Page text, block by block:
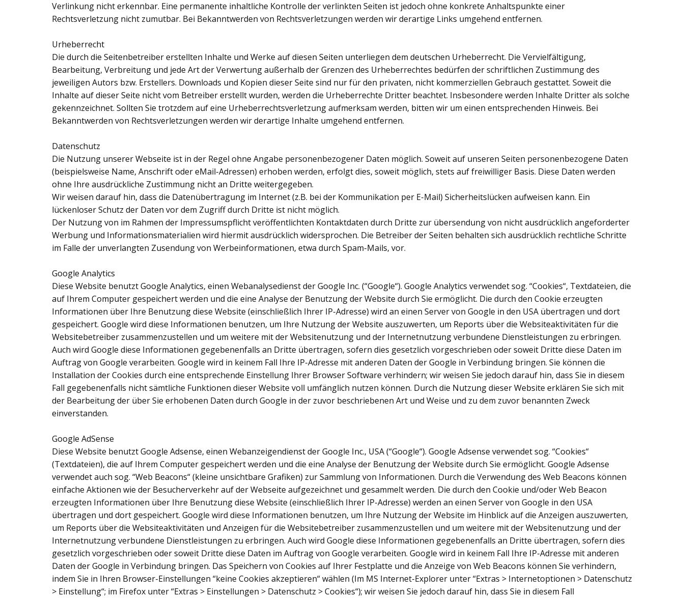
Verlinkung nicht erkennbar. Eine permanente inhaltliche Kontrolle der verlinkten Seiten ist jedoch ohne konkrete Anhaltspunkte einer
Rechtsverletzung nicht zumutbar. Bei Bekanntwerden von Rechtsverletzungen werden wir derartige Links umgehend entfernen.
Urheberrecht
Die durch die Seitenbetreiber erstellten Inhalte und Werke auf diesen Seiten unterliegen dem deutschen Urheberrecht. Die Vervielfältigung,
Bearbeitung, Verbreitung und jede Art der Verwertung außerhalb der Grenzen des Urheberrechtes bedürfen der schriftlichen Zustimmung des
jeweiligen Autors bzw. Erstellers. Downloads und Kopien dieser Seite sind nur für den privaten, nicht kommerziellen Gebrauch gestattet. Soweit die
Inhalte auf dieser Seite nicht vom Betreiber erstellt wurden, werden die Urheberrechte Dritter beachtet. Insbesondere werden Inhalte Dritter als solche
gekennzeichnet. Sollten Sie trotzdem auf eine Urheberrechtsverletzung aufmerksam werden, bitten wir um einen entsprechenden Hinweis. Bei
Bekanntwerden von Rechtsverletzungen werden wir derartige Inhalte umgehend entfernen.
Datenschutz
Die Nutzung unserer Webseite ist in der Regel ohne Angabe personenbezogener Daten möglich. Soweit auf unseren Seiten personenbezogene Daten
(beispielsweise Name, Anschrift oder eMail-Adressen) erhoben werden, erfolgt dies, soweit möglich, stets auf freiwilliger Basis. Diese Daten werden
ohne Ihre ausdrückliche Zustimmung nicht an Dritte weitergegeben.
Wir weisen darauf hin, dass die Datenübertragung im Internet (z.B. bei der Kommunikation per E-Mail) Sicherheitslücken aufweisen kann. Ein
lückenloser Schutz der Daten vor dem Zugriff durch Dritte ist nicht möglich.
Der Nutzung von im Rahmen der Impressumspflicht veröffentlichten Kontaktdaten durch Dritte zur übersendung von nicht ausdrücklich angeforderter
Werbung und Informationsmaterialien wird hiermit ausdrücklich widersprochen. Die Betreiber der Seiten behalten sich ausdrücklich rechtliche Schritte
im Falle der unverlangten Zusendung von Werbeinformationen, etwa durch Spam-Mails, vor.
Google Analytics
Diese Website benutzt Google Analytics, einen Webanalysedienst der Google Inc. (“Google“). Google Analytics verwendet sog. “Cookies“, Textdateien, die
auf Ihrem Computer gespeichert werden und die eine Analyse der Benutzung der Website durch Sie ermöglicht. Die durch den Cookie erzeugten
Informationen über Ihre Benutzung diese Website (einschließlich Ihrer IP-Adresse) wird an einen Server von Google in den USA übertragen und dort
gespeichert. Google wird diese Informationen benutzen, um Ihre Nutzung der Website auszuwerten, um Reports über die Websiteaktivitäten für die
Websitebetreiber zusammenzustellen und um weitere mit der Websitenutzung und der Internetnutzung verbundene Dienstleistungen zu erbringen.
Auch wird Google diese Informationen gegebenenfalls an Dritte übertragen, sofern dies gesetzlich vorgeschrieben oder soweit Dritte diese Daten im
Auftrag von Google verarbeiten. Google wird in keinem Fall Ihre IP-Adresse mit anderen Daten der Google in Verbindung bringen. Sie können die
Installation der Cookies durch eine entsprechende Einstellung Ihrer Browser Software verhindern; wir weisen Sie jedoch darauf hin, dass Sie in diesem
Fall gegebenenfalls nicht sämtliche Funktionen dieser Website voll umfänglich nutzen können. Durch die Nutzung dieser Website erklären Sie sich mit
der Bearbeitung der über Sie erhobenen Daten durch Google in der zuvor beschriebenen Art und Weise und zu dem zuvor benannten Zweck
einverstanden.
Google AdSense
Diese Website benutzt Google Adsense, einen Webanzeigendienst der Google Inc., USA (“Google“). Google Adsense verwendet sog. “Cookies“
(Textdateien), die auf Ihrem Computer gespeichert werden und die eine Analyse der Benutzung der Website durch Sie ermöglicht. Google Adsense
verwendet auch sog. “Web Beacons“ (kleine unsichtbare Grafiken) zur Sammlung von Informationen. Durch die Verwendung des Web Beacons können
einfache Aktionen wie der Besucherverkehr auf der Webseite aufgezeichnet und gesammelt werden. Die durch den Cookie und/oder Web Beacon
erzeugten Informationen über Ihre Benutzung diese Website (einschließlich Ihrer IP-Adresse) werden an einen Server von Google in den USA
übertragen und dort gespeichert. Google wird diese Informationen benutzen, um Ihre Nutzung der Website im Hinblick auf die Anzeigen auszuwerten,
um Reports über die Websiteaktivitäten und Anzeigen für die Websitebetreiber zusammenzustellen und um weitere mit der Websitenutzung und der
Internetnutzung verbundene Dienstleistungen zu erbringen. Auch wird Google diese Informationen gegebenenfalls an Dritte übertragen, sofern dies
gesetzlich vorgeschrieben oder soweit Dritte diese Daten im Auftrag von Google verarbeiten. Google wird in keinem Fall Ihre IP-Adresse mit anderen
Daten der Google in Verbindung bringen. Das Speichern von Cookies auf Ihrer Festplatte und die Anzeige von Web Beacons können Sie verhindern,
indem Sie in Ihren Browser-Einstellungen “keine Cookies akzeptieren“ wählen (Im MS Internet-Explorer unter “Extras > Internetoptionen > Datenschutz
> Einstellung“; im Firefox unter “Extras > Einstellungen > Datenschutz > Cookies“); wir weisen Sie jedoch darauf hin, dass Sie in diesem Fall